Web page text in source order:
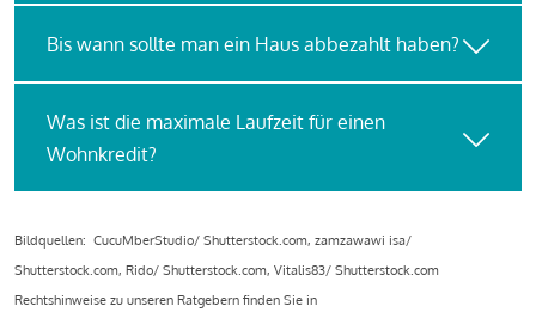
Bis wann sollte man ein Haus abbezahlt haben?
Was ist die maximale Laufzeit für einen
Wohnkredit?
Bildquellen: CucuMberStudio/ Shutterstock.com, zamzawawi isa/
Shutterstock.com, Rido/ Shutterstock.com, Vitalis83/ Shutterstock.com
Rechtshinweise zu unseren Ratgebern finden Sie in